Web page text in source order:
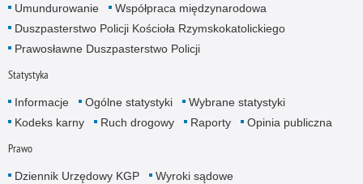
Umundurowanie
Współpraca międzynarodowa
Duszpasterstwo Policji Kościoła Rzymskokatolickiego
Prawosławne Duszpasterstwo Policji
Statystyka
Informacje Ogólne statystyki
Wybrane statystyki
Kodeks karny
Ruch drogowy Raporty Opinia publiczna
Prawo
Dziennik Urzędowy KGP Wyroki sądowe